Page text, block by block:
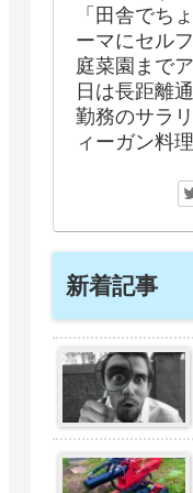
「田舎でち
ーマにセル
庭菜園まで
日は長距離
勤務のサラ
ィーガン料
新着記事